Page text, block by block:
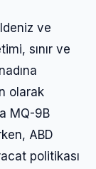
ve
sınır ve
olarak
MQ-9B
ABD
politikası